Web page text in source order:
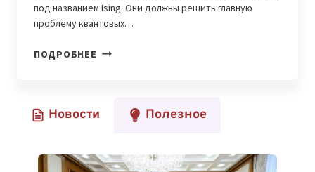
под названием Ising. Они должны решить главную
проблему квантовых…
ПОДРОБНЕЕ ЧТО
NVIDIA
ЭТО
Новости Полезное